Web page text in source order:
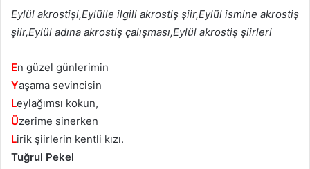
Eylül akrostişi,Eylülle ilgili akrostiş şiir,Eylül ismine akrostiş
şiir,Eylül adına akrostiş çalışması,Eylül akrostiş şiirleri
En güzel günlerimin
Yaşama sevincisin
Leylağımsı kokun,
Üzerime sinerken
Lirik şiirlerin kentli kızı.
Tuğrul Pekel